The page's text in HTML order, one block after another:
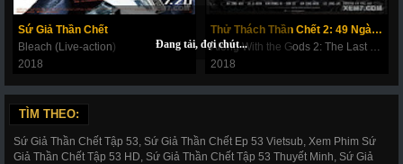
276 277 278 279 280 281 282
283 284 285 286 287 288 289
290
297 298 299 300 301 302 303
Sứ Giả Thần Chết
Bleach (Live-action)
2018
Thử Thách Thần Chết 2: 49 Ngày Cuối Cùng
2018
TÌM THEO:
Sứ Giả Thần Chết Tập 53, Sứ Giả Thần Chết Ep 53 Vietsub, Xem Phim Sứ
Giả Thần Chết Tập 53 HD, Sứ Giả Thần Chết Tập 53 Thuyết Minh, Sứ Giả